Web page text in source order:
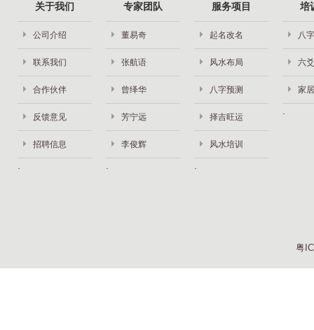
关于我们
公司介绍
联系我们
合作伙伴
反馈意见
招聘信息
专家团队
董易奇
张航语
曾绎华
芳宁远
李俊辉
服务项目
起名改名
风水布局
八字预测
择吉旺运
风水培训
培
八
六
家
粤